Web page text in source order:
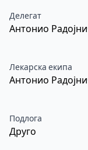
Делегат
Антонио
Лекарска екипа
Антонио
Подлога
Друго